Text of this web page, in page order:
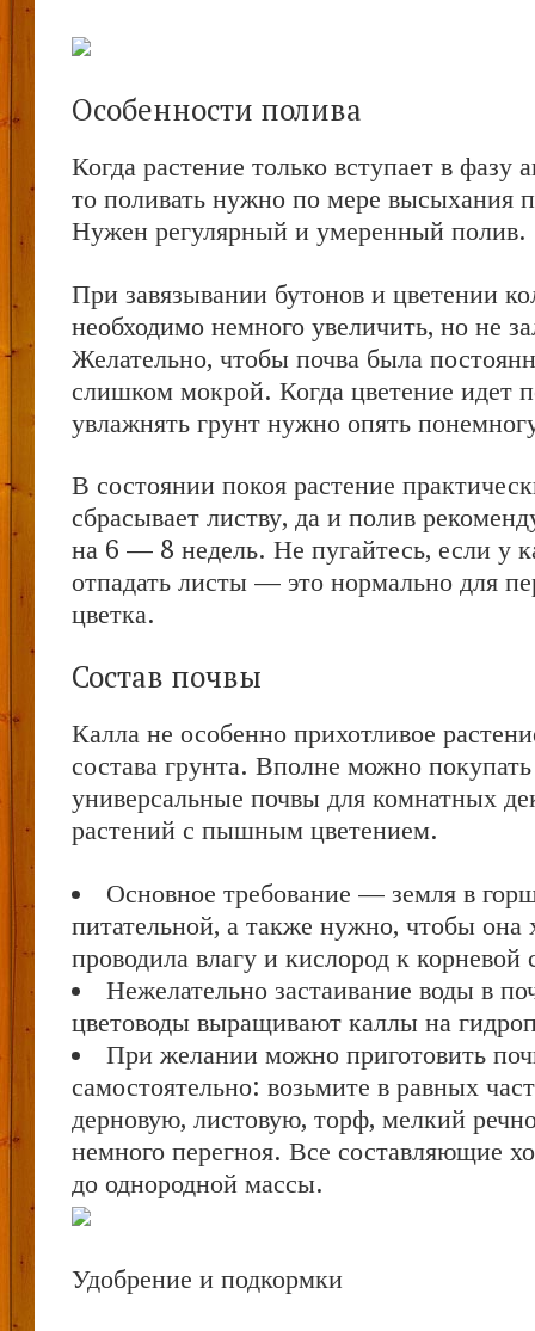
Особенности полива
Когда растение только вступает в фазу
то поливать нужно по мере высыхания
Нужен регулярный и умеренный полив.
При завязывании бутонов и цветении
необходимо немного увеличить, но не
Желательно, чтобы почва была
слишком мокрой. Когда цветение идет
увлажнять грунт нужно опять
В состоянии покоя растение
сбрасывает листву, да и полив
на 6 — 8 недель. Не пугайтесь, если у
отпадать листы — это нормально для
цветка.
Состав почвы
Калла не особенно прихотливое
состава грунта. Вполне можно покупать
универсальные почвы для комнатных
растений с пышным цветением.
Основное требование — земля в
питательной, а также нужно, чтобы она
проводила влагу и кислород к корневой
Нежелательно застаивание воды в
цветоводы выращивают каллы на
При желании можно приготовить
самостоятельно: возьмите в равных
дерновую, листовую, торф, мелкий
немного перегноя. Все составляющие
до однородной массы.
Удобрение и подкормки